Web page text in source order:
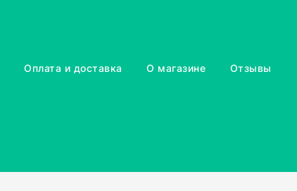
Оплата и доставка О магазине Отзывы